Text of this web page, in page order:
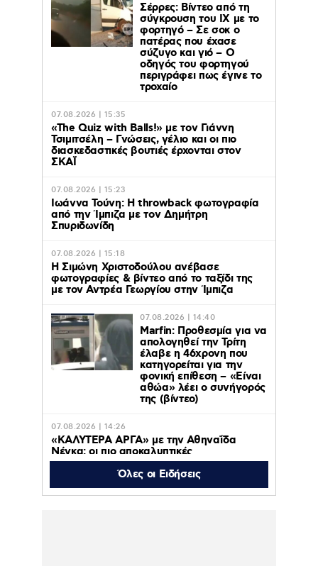
Σέρρες: Βίντεο από τη
σύγκρουση του ΙΧ με το
φορτηγό – Σε σοκ ο
πατέρας που έχασε
σύζυγο και γιό – Ο
οδηγός του φορτηγού
περιγράφει πως έγινε το
τροχαίο
07.08.2026 | 15:35
«The Quiz with Balls!» με τον Γιάννη
Τσιμιτσέλη – Γνώσεις, γέλιο και οι πιο
διασκεδαστικές βουτιές έρχονται στον
ΣΚΑΪ
07.08.2026 | 15:23
Ιωάννα Τούνη: Η throwback φωτογραφία
από την Ίμπιζα με τον Δημήτρη
Σπυριδωνίδη
07.08.2026 | 15:18
Η Σιμώνη Χριστοδούλου ανέβασε
φωτογραφίες & βίντεο από το ταξίδι της
με τον Αντρέα Γεωργίου στην Ίμπιζα
07.08.2026 | 14:40
Marfin: Προθεσμία για να
απολογηθεί την Τρίτη
έλαβε η 46χρονη που
κατηγορείται για την
φονική επίθεση – «Είναι
αθώα» λέει ο συνήγορός
της (βίντεο)
07.08.2026 | 14:26
«ΚΑΛΥΤΕΡΑ ΑΡΓΑ» με την Αθηναΐδα
Νέγκα: οι πιο αποκαλυπτικές
μεταμεσονύχτιες συνεντεύξεις
επιστρέφουν στο ACTION 24
Όλες οι Ειδήσεις